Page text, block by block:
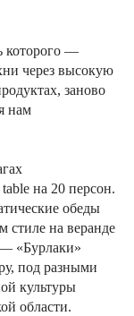
которого —
через высокую
заново
нам
на 20 персон.
обеды
стиле на веранде
«Бурлаки»
под разными
культуры
области.